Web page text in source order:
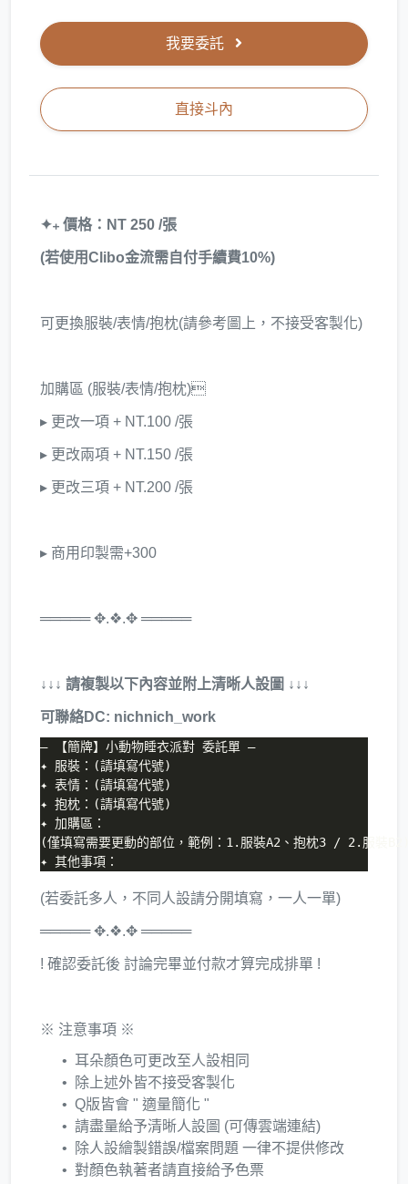
我要委託
直接斗內
✦₊ 價格：NT 250 /張
(若使用Clibo金流需自付手續費10%)
可更換服裝/表情/抱枕(請參考圖上，不接受客製化)
加購區 (服裝/表情/抱枕)
▸ 更改一項 + NT.100 /張
▸ 更改兩項 + NT.150 /張
▸ 更改三項 + NT.200 /張
▸ 商用印製需+300
═════ ✥.❖.✥ ═════
↓↓↓ 請複製以下內容並附上清晰人設圖 ↓↓↓
可聯絡DC: nichnich_work
– 【簡牌】小動物睡衣派對 委託單 –
✦ 服裝：(請填寫代號)
✦ 表情：(請填寫代號)
✦ 抱枕：(請填寫代號)
✦ 加購區：
(僅填寫需要更動的部位，範例：1.服裝A2、抱枕3 / 2.服裝
(若委託多人，不同人設請分開填寫，一人一單)
═════ ✥.❖.✥ ═════
! 確認委託後 討論完畢並付款才算完成排單 !
※ 注意事項 ※
耳朵顏色可更改至人設相同
除上述外皆不接受客製化
Q版皆會 " 適量簡化 "
請盡量給予清晰人設圖 (可傳雲端連結)
除人設繪製錯誤/檔案問題 一律不提供修改
對顏色執著者請直接給予色票